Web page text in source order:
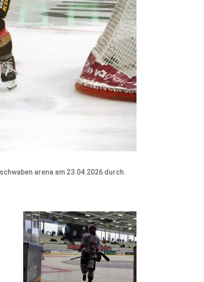
arena am 23.04.2026 durch.